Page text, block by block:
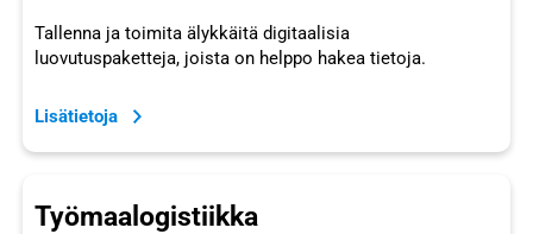
Tallenna ja toimita älykkäitä digitaalisia
luovutuspaketteja, joista on helppo hakea tietoja.
Lisätietoja
Työmaalogistiikka